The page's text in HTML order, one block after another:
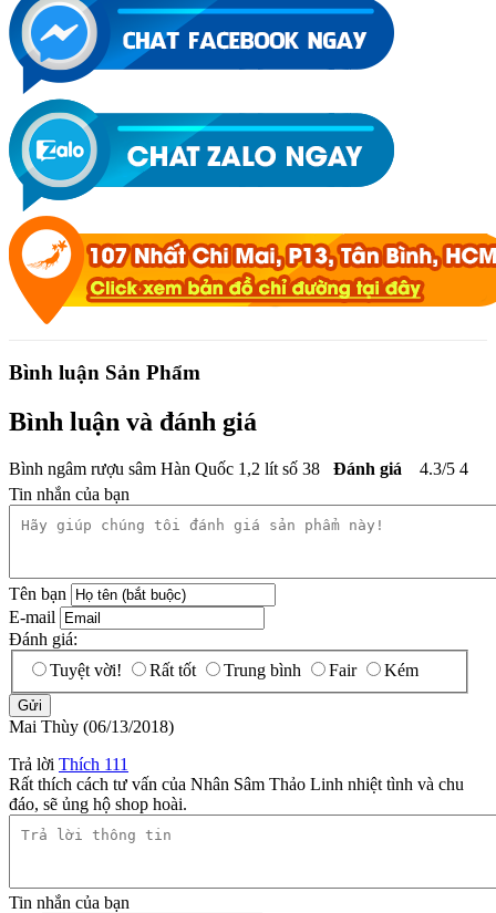
Bình luận Sản Phẩm
Bình luận và đánh giá
Bình ngâm rượu sâm Hàn Quốc 1,2 lít số 38 Đánh giá 4.3/5 4
Tin nhắn của bạn
Tên bạn
E-mail
Đánh giá:
Tuyệt vời!
Rất tốt Trung bình Fair Kém
Mai Thùy (06/13/2018)
Trả lời Thích 111
Rất thích cách tư vấn của Nhân Sâm Thảo Linh nhiệt tình và chu
đáo, sẽ ủng hộ shop hoài.
Tin nhắn của bạn